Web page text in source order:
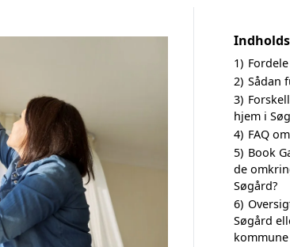
1)
2) Sådan
3)
hjem i
4) FAQ
5) Book
de
Søgård?
6)
Søgård
kommune